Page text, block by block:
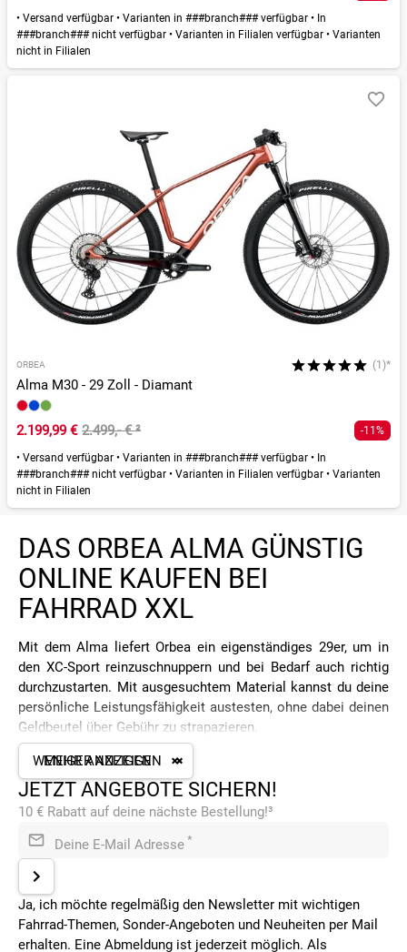
• Versand verfügbar • Varianten in ###branch### verfügbar • In
###branch### nicht verfügbar • Varianten in Filialen verfügbar • Varianten
nicht in Filialen
ORBEA (1)*
Alma M30 - 29 Zoll - Diamant
2.199,99 € 2.499,- €² -11%
• Versand verfügbar • Varianten in ###branch### verfügbar • In
###branch### nicht verfügbar • Varianten in Filialen verfügbar • Varianten
nicht in Filialen
DAS ORBEA ALMA GÜNSTIG
ONLINE KAUFEN BEI
FAHRRAD XXL
Mit dem Alma liefert Orbea ein eigenständiges 29er, um in
den XC-Sport reinzuschnuppern und bei Bedarf auch richtig
durchzustarten. Mit ausgesuchtem Material kannst du deine
persönliche Leistungsfähigkeit austesten, ohne dabei deinen
Geldbeutel über Gebühr zu strapazieren.
Zwischen einsteigerfreundlichen 1199,- € und immer noch
überschaubaren 2599,- € stehen dir vier
Ausstattungsvarianten zur Auswahl, unter denen du garantiert
auch deinen Favoriten findest.
CARBON ODER ALUMINIUM RAHMEN –
DAS ALMA BIETET BEIDES
Im ambitionierten Radsport ist Carbon nach wie vor das
Material der Stunde, doch nicht jeder braucht für seine
sportlichen Ausflüge ins Gelände gleich dieses edle Material.
MEHR ANZEIGEN
WENIGER ANZEIGEN
JETZT ANGEBOTE SICHERN!
10 € Rabatt auf deine nächste Bestellung!³
Deine E-Mail Adresse *
Ja, ich möchte regelmäßig den Newsletter mit wichtigen
Fahrrad-Themen, Sonder-Angeboten und Neuheiten per Mail
erhalten. Eine Abmeldung ist jederzeit möglich. Als